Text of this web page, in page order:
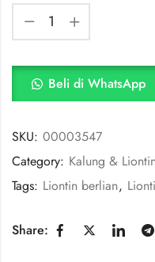
Beli di WhatsApp
SKU: 00003547
Category: Kalung &
Tags: Liontin berlian,
Share: